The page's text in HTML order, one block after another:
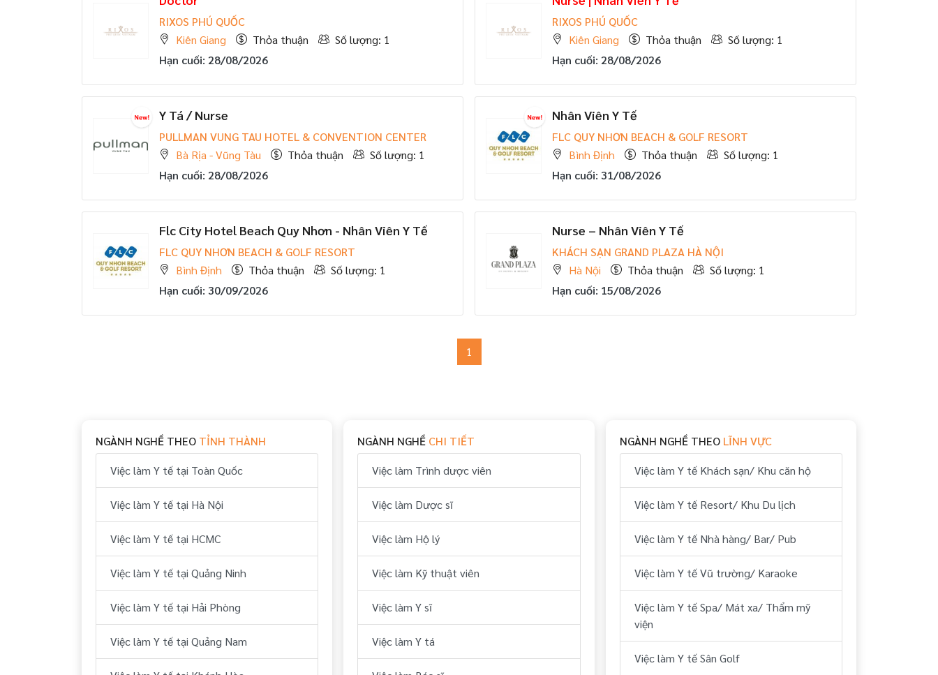
RIXOS PHÚ QUỐC
Kiên Giang
Thỏa thuận
Số lượng: 1
Hạn cuối: 28/08/2026
RIXOS PHÚ QUỐC
Kiên Giang
Thỏa thuận
Số lượng: 1
Hạn cuối: 28/08/2026
Y Tá / Nurse
PULLMAN VUNG TAU HOTEL & CONVENTION CENTER
Bà Rịa - Vũng Tàu
Thỏa thuận
Số lượng: 1
Hạn cuối: 28/08/2026
Nhân Viên Y Tế
FLC QUY NHƠN BEACH & GOLF RESORT
Bình Định
Thỏa thuận
Số lượng: 1
Hạn cuối: 31/08/2026
Flc City Hotel Beach Quy Nhơn - Nhân Viên Y Tế
FLC QUY NHƠN BEACH & GOLF RESORT
Bình Định
Thỏa thuận
Số lượng: 1
Hạn cuối: 30/09/2026
Nurse – Nhân Viên Y Tế
KHÁCH SẠN GRAND PLAZA HÀ NỘI
Hà Nội
Thỏa thuận
Số lượng: 1
Hạn cuối: 15/08/2026
1
NGÀNH NGHỀ THEO TỈNH THÀNH
Việc làm Y tế tại Toàn Quốc
Việc làm Y tế tại Hà Nội
Việc làm Y tế tại HCMC
Việc làm Y tế tại Quảng Ninh
Việc làm Y tế tại Hải Phòng
Việc làm Y tế tại Quảng Nam
NGÀNH NGHỀ CHI TIẾT
Việc làm Trình dược viên
Việc làm Dược sĩ
Việc làm Hộ lý
Việc làm Kỹ thuật viên
Việc làm Y sĩ
Việc làm Y tá
NGÀNH NGHỀ THEO LĨNH VỰC
Việc làm Y tế Khách sạn/ Khu căn hộ
Việc làm Y tế Resort/ Khu Du lịch
Việc làm Y tế Nhà hàng/ Bar/ Pub
Việc làm Y tế Vũ trường/ Karaoke
Việc làm Y tế Spa/ Mát xa/ Thẩm mỹ
viện
Việc làm Y tế Sân Golf